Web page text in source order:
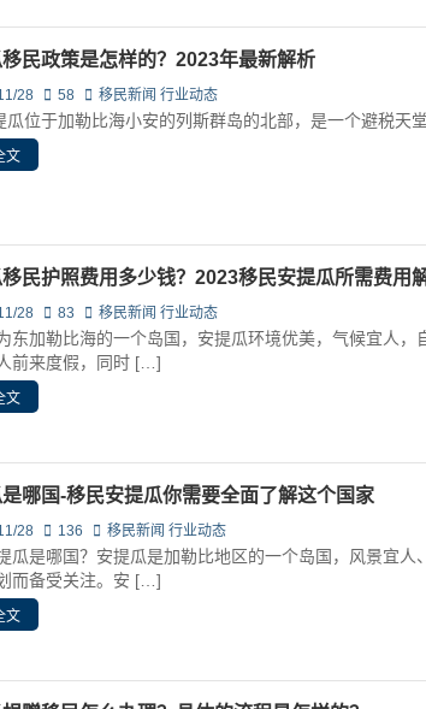
民政策是怎样的？2023年最新解析
28 58 移民新闻 行业动态
位于加勒比海小安的列斯群岛的北部，是一个避税天
文
民护照费用多少钱？2023移民安提瓜所需费用
28 83 移民新闻 行业动态
加勒比海的一个岛国，安提瓜环境优美，气候宜人，
前来度假，同时 […]
文
哪国-移民安提瓜你需要全面了解这个国家
28 136 移民新闻 行业动态
是哪国？安提瓜是加勒比地区的一个岛国，风景宜人
而备受关注。安 […]
文